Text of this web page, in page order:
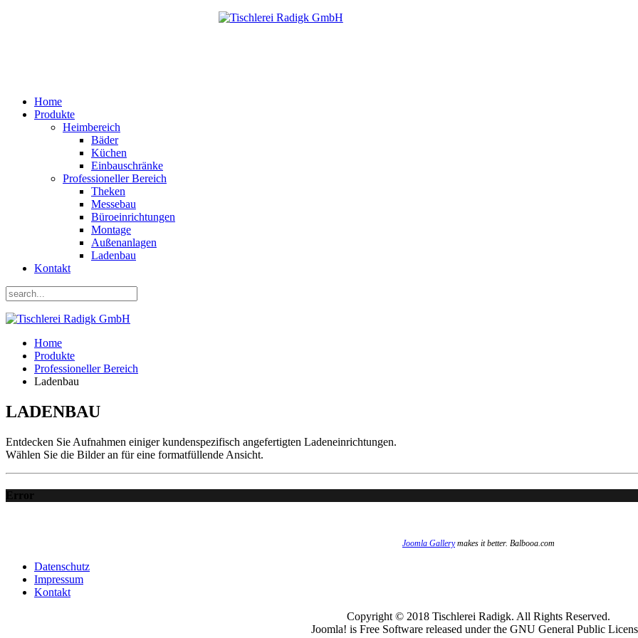
Home
Produkte
Heimbereich
Bäder
Küchen
Einbauschränke
Professioneller Bereich
Theken
Messebau
Büroeinrichtungen
Montage
Außenanlagen
Ladenbau
Kontakt
Home
Produkte
Professioneller Bereich
Ladenbau
LADENBAU
Entdecken Sie Aufnahmen einiger kundenspezifisch angefertigten Ladeneinrichtungen.
Wählen Sie die Bilder an für eine formatfüllende Ansicht.
Error
Joomla Gallerymakes it better. Balbooa.com
Datenschutz
Impressum
Kontakt
Copyright © 2018 Tischlerei Radigk. All Rights Reserved.
Joomla! is Free Software released under the GNU General Public